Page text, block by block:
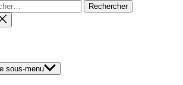
sous-menu